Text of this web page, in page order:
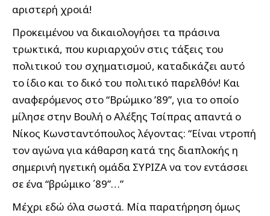
αριστερή χροιά!
Προκειμένου να δικαιολογήσει τα πράσινα
τρωκτικά, που κυριαρχούν στις τάξεις του
πολιτικού του σχηματισμού, καταδικάζει αυτό
το ίδιο και το δικό του πολιτικό παρελθόν! Και
αναφερόμενος στο “Βρώμικο ’89”, για το οποίο
μίλησε στην Βουλή ο Αλέξης Τσίπρας απαντά ο
Νίκος Κωνσταντόπουλος λέγοντας: “Είναι ντροπή
τον αγώνα για κάθαρση κατά της διαπλοκής η
σημερινή ηγετική ομάδα ΣΥΡΙΖΑ να τον εντάσσει
σε ένα “βρώμικο ΄89”…”
Μέχρι εδώ όλα σωστά. Μία παρατήρηση όμως